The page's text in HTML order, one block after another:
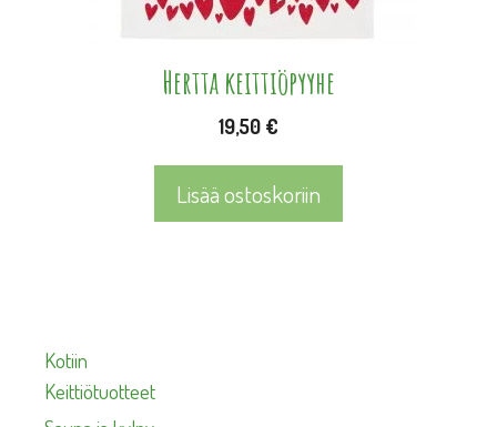
Hertta keittiöpyyhe
19,50 €
Lisää ostoskoriin
Kotiin
Keittiötuotteet